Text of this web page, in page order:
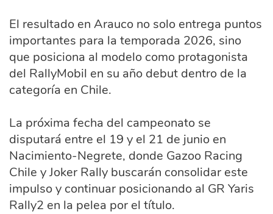
El resultado en Arauco no solo entrega puntos
importantes para la temporada 2026, sino
que posiciona al modelo como protagonista
del RallyMobil en su año debut dentro de la
categoría en Chile.
La próxima fecha del campeonato se
disputará entre el 19 y el 21 de junio en
Nacimiento-Negrete, donde Gazoo Racing
Chile y Joker Rally buscarán consolidar este
impulso y continuar posicionando al GR Yaris
Rally2 en la pelea por el título.